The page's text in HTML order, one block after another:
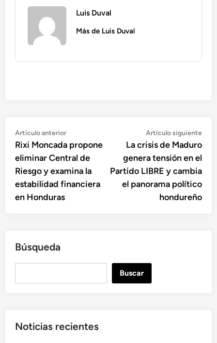
Luis Duval
Más de Luis Duval
Navegación
de
entradas
Artículo anteriorArtículo
anterior:
Rixi Moncada propone
eliminar Central de
Riesgo y examina la
estabilidad financiera
en Honduras
Artículo siguiente
La crisis de Maduro
genera tensión en el
Partido LIBRE y cambia
el panorama político
hondureño
Búsqueda
r
Buscar
Noticias recientes